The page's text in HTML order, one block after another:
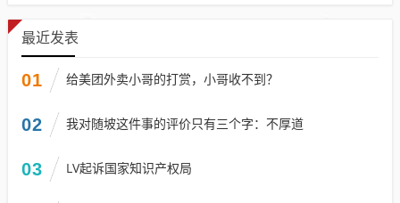
最近发表
01 给美团外卖小哥的打赏，小哥收不到？
02 我对随坡这件事的评价只有三个字：不厚道
03 LV起诉国家知识产权局